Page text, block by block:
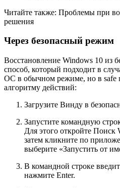
Читайте также: Проблемы при
решения
Через безопасный режим
Восстановление Windows 10 из
способ, который подходит в
ОС в обычном режиме, но в safe
алгоритму действий:
Загрузите Винду в
Запустите командную
Для этого откройте Поиск
затем кликните по
выберите «Запустить от
В командной строке
нажмите Enter.